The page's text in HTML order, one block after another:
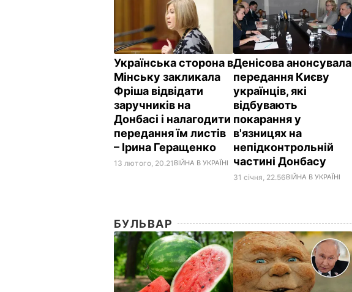
Українська сторона в
Мінську закликала
Фріша відвідати
заручників на
Донбасі і налагодити
передання їм листів
– Ірина Геращенко
13 лютого, 20.21 ВІЙНА В УКРАЇНІ
Денісова анонсувала
передання Києву
українців, які
відбувають
покарання у
в'язницях на
непідконтрольній
частині Донбасу
31 січня, 22.56ВІЙНА В УКРАЇНІ
БУЛЬВАР